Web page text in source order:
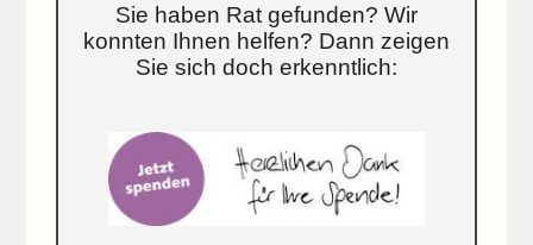
Sie haben Rat gefunden? Wir
konnten Ihnen helfen? Dann zeigen
Sie sich doch erkenntlich: